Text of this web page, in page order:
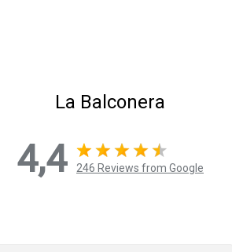
La Balconera
4,4 246 Reviews from Google